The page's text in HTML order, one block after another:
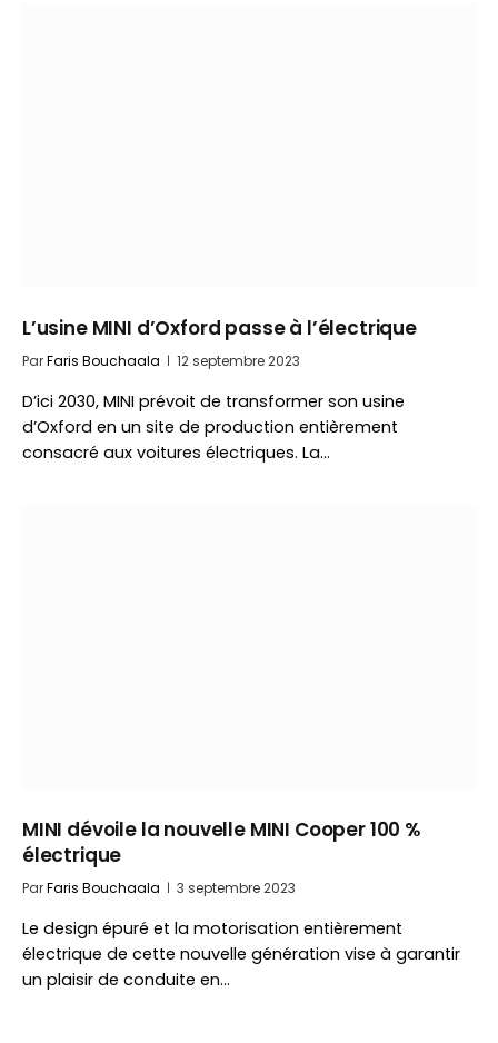
L’usine MINI d’Oxford passe à l’électrique
ParFaris Bouchaala 12 septembre 2023
D’ici 2030, MINI prévoit de transformer son usine
d’Oxford en un site de production entièrement
consacré aux voitures électriques. La…
MINI dévoile la nouvelle MINI Cooper 100 %
électrique
ParFaris Bouchaala 3 septembre 2023
Le design épuré et la motorisation entièrement
électrique de cette nouvelle génération vise à garantir
un plaisir de conduite en…